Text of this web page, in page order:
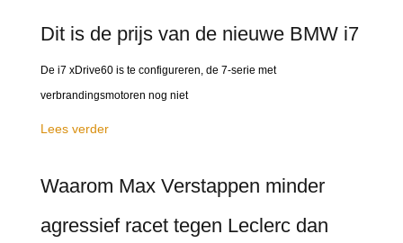
Dit is de prijs van de nieuwe BMW i7
De i7 xDrive60 is te configureren, de 7-serie met
verbrandingsmotoren nog niet
Lees verder
Waarom Max Verstappen minder
agressief racet tegen Leclerc dan